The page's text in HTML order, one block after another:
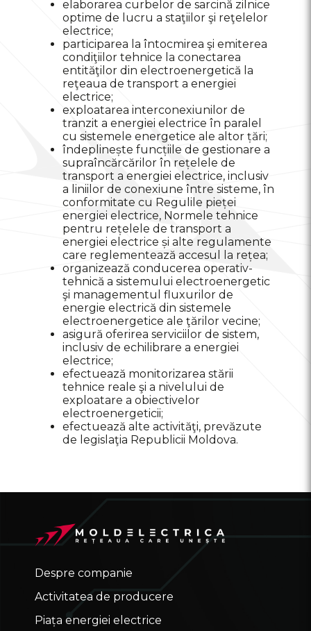
elaborarea curbelor de sarcină zilnice
optime de lucru a staţiilor şi reţelelor
electrice;
participarea la întocmirea şi emiterea
condiţiilor tehnice la conectarea
entităţilor din electroenergetică la
reţeaua de transport a energiei
electrice;
exploatarea interconexiunilor de
tranzit a energiei electrice în paralel
cu sistemele energetice ale altor țări;
îndeplinește funcțiile de gestionare a
supraîncărcărilor în rețelele de
transport a energiei electrice, inclusiv
a liniilor de conexiune între sisteme, în
conformitate cu Regulile pieței
energiei electrice, Normele tehnice
pentru rețelele de transport a
energiei electrice și alte regulamente
care reglementează accesul la rețea;
organizează conducerea operativ-
tehnică a sistemului electroenergetic
şi managementul fluxurilor de
energie electrică din sistemele
electroenergetice ale ţărilor vecine;
asigură oferirea serviciilor de sistem,
inclusiv de echilibrare a energiei
electrice;
efectuează monitorizarea stării
tehnice reale şi a nivelului de
exploatare a obiectivelor
electroenergeticii;
efectuează alte activităţi, prevăzute
de legislaţia Republicii Moldova.
Despre companie
Activitatea de producere
Piața energiei electrice